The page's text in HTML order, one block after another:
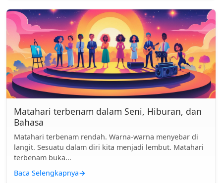
Matahari terbenam dalam Seni, Hiburan, dan
Bahasa
Matahari terbenam rendah. Warna-warna menyebar di
langit. Sesuatu dalam diri kita menjadi lembut. Matahari
terbenam buka...
Baca Selengkapnya→